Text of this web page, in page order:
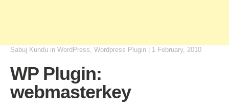
Sabuj Kundu in WordPress, Wordpress Plugin 1 February, 2010
WP Plugin:
webmasterkey